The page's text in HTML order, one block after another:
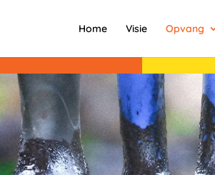
Home Visie Opvang